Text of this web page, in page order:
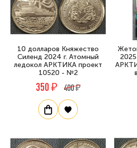
10 долларов Княжество
Силенд 2024 г. Атомный
ледокол АРКТИКА проект
10520 - №2
350 ₽ 400 ₽